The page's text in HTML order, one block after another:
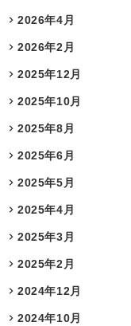
2026年4月
2026年2月
2025年12月
2025年10月
2025年8月
2025年6月
2025年5月
2025年4月
2025年3月
2025年2月
2024年12月
2024年10月